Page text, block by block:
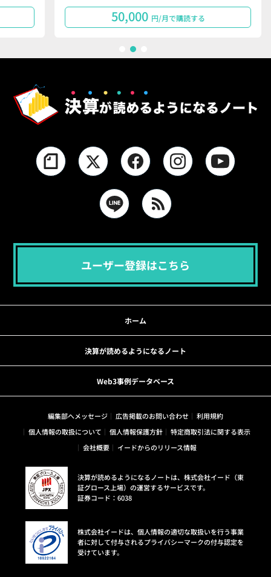
50,000 円/月で購読する
ユーザー登録はこちら
ホーム
決算が読めるようになるノート
Web3事例データベース
編集部へメッセージ 広告掲載のお問い合わせ
利用規約
個人情報の取扱について
個人情報保護方針
特定商取引法に関する表示
会社概要
イードからのリリース情報
決算が読めるようになるノートは、株式会社イード（東
証グロース上場）の運営するサービスです。
証券コード：6038
株式会社イードは、個人情報の適切な取扱いを行う事業
者に対して付与されるプライバシーマークの付与認定を
受けています。